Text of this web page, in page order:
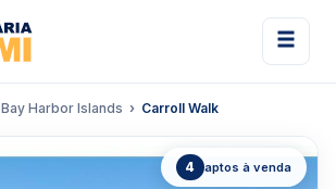
Bay Harbor Islands Carroll Walk
4 aptos à venda